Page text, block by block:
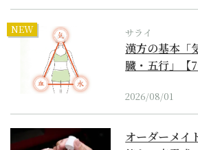
NEW サライ
漢方の基本「
臓・五行」【
2026/08/01
オーダーメイ